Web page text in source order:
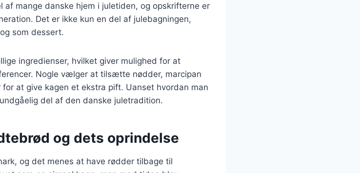
af mange danske hjem i juletiden, og opskrifterne er
Det er ikke kun en del af julebagningen,
som dessert.
ingredienser, hvilket giver mulighed for at
Nogle vælger at tilsætte nødder, marcipan
at give kagen et ekstra pift. Uanset hvordan man
del af den danske juletradition.
og dets oprindelse
og det menes at have rødder tilbage til